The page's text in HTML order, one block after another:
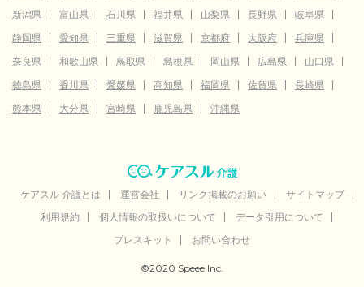
新潟県
富山県 石川県 福井県 山梨県 長野県
岐阜県
静岡県
愛知県 三重県 滋賀県 京都府 大阪府
兵庫県
奈良県
和歌山県 鳥取県 島根県 岡山県 広島県
山口県
徳島県
香川県 愛媛県 高知県 福岡県 佐賀県
長崎県
熊本県
大分県 宮崎県 鹿児島県 沖縄県
ケアスル 介護とは 運営会社 リンク掲載のお願い
サイトマップ
利用規約
個人情報の取扱いについて
データ引用について
プレスキット
お問い合わせ
©2020 Speee Inc.